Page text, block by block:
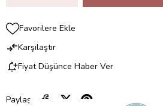
Favorilere Ekle
Karşılaştır
Fiyat Düşünce Haber Ver
Paylaş